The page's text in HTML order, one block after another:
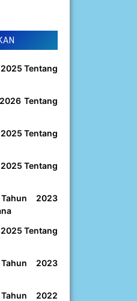
Tentang
Tentang
Tentang
Tentang
2023
Tentang
2023
2022